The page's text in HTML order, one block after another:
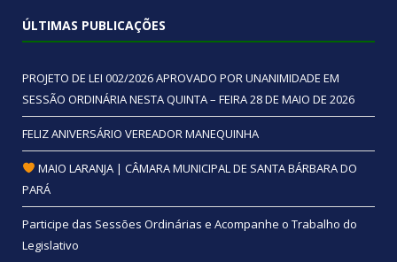
ÚLTIMAS PUBLICAÇÕES
PROJETO DE LEI 002/2026 APROVADO POR UNANIMIDADE EM
SESSÃO ORDINÁRIA NESTA QUINTA – FEIRA 28 DE MAIO DE 2026
FELIZ ANIVERSÁRIO VEREADOR MANEQUINHA
MAIO LARANJA | CÂMARA MUNICIPAL DE SANTA BÁRBARA DO
PARÁ
Participe das Sessões Ordinárias e Acompanhe o Trabalho do
Legislativo